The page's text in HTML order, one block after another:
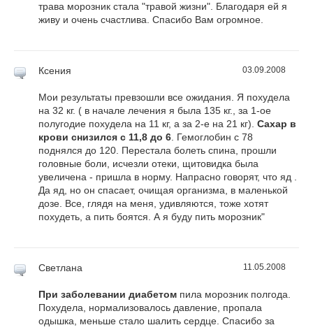
трава морозник стала "травой жизни". Благодаря ей я
живу и очень счастлива. Спасибо Вам огромное.
Ксения 03.09.2008
Мои результаты превзошли все ожидания. Я похудела
на 32 кг. ( в начале лечения я была 135 кг., за 1-ое
полугодие похудела на 11 кг, а за 2-е на 21 кг). Сахар в
крови снизился с 11,8 до 6 . Гемоглобин с 78
поднялся до 120. Перестала болеть спина, прошли
головные боли, исчезли отеки, щитовидка была
увеличена - пришла в норму. Напрасно говорят, что яд .
Да яд, но он спасает, очищая организма, в маленькой
дозе. Все, глядя на меня, удивляются, тоже хотят
похудеть, а пить боятся. А я буду пить морозник"
Светлана 11.05.2008
При заболевании диабетом пила морозник полгода.
Похудела, нормализовалось давление, пропала
одышка, меньше стало шалить сердце. Спасибо за